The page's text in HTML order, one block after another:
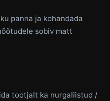
panna ja kohandada
sobiv matt
tootjalt ka nurgaliistud /